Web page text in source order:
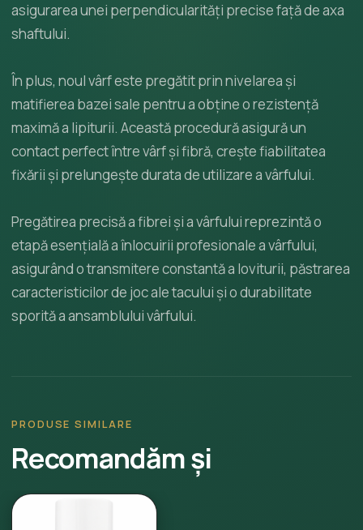
asigurarea unei perpendicularități precise față de axa
shaftului.
În plus, noul vârf este pregătit prin nivelarea și
matifierea bazei sale pentru a obține o rezistență
maximă a lipiturii. Această procedură asigură un
contact perfect între vârf și fibră, crește fiabilitatea
fixării și prelungește durata de utilizare a vârfului.
Pregătirea precisă a fibrei și a vârfului reprezintă o
etapă esențială a înlocuirii profesionale a vârfului,
asigurând o transmitere constantă a loviturii, păstrarea
caracteristicilor de joc ale tacului și o durabilitate
sporită a ansamblului vârfului.
PRODUSE SIMILARE
Recomandăm și